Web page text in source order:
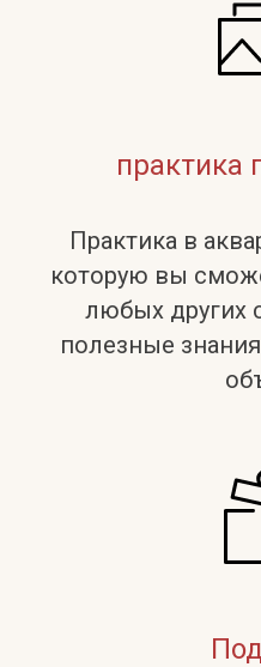
практика
Практика в
которую вы
любых других
полезные